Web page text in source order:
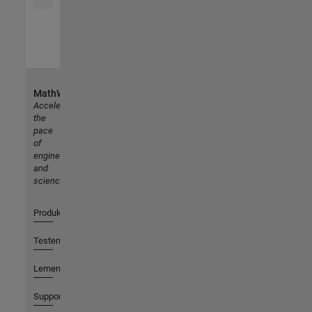
MathWorks
Accelerating
the
pace
of
engineering
and
science
Produkte
Testen oder Kaufen
Lernen
Support